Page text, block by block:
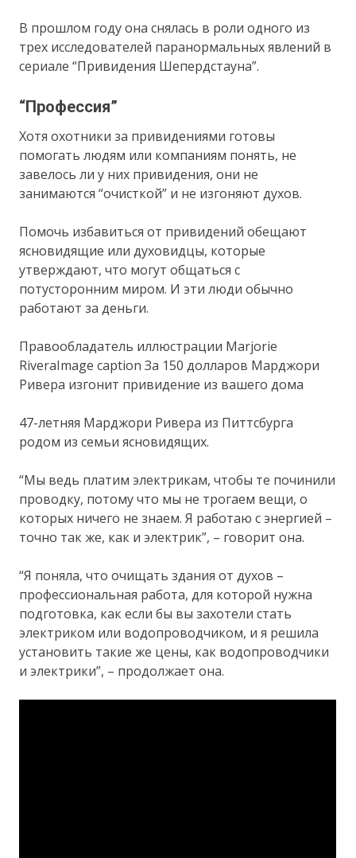
В прошлом году она снялась в роли одного из
трех исследователей паранормальных явлений в
сериале “Привидения Шепердстауна”.
“Профессия”
Хотя охотники за привидениями готовы
помогать людям или компаниям понять, не
завелось ли у них привидения, они не
занимаются “очисткой” и не изгоняют духов.
Помочь избавиться от привидений обещают
ясновидящие или духовидцы, которые
утверждают, что могут общаться с
потусторонним миром. И эти люди обычно
работают за деньги.
Правообладатель иллюстрации Marjorie
RiveraImage caption За 150 долларов Марджори
Ривера изгонит привидение из вашего дома
47-летняя Марджори Ривера из Питтсбурга
родом из семьи ясновидящих.
“Мы ведь платим электрикам, чтобы те починили
проводку, потому что мы не трогаем вещи, о
которых ничего не знаем. Я работаю с энергией –
точно так же, как и электрик”, – говорит она.
“Я поняла, что очищать здания от духов –
профессиональная работа, для которой нужна
подготовка, как если бы вы захотели стать
электриком или водопроводчиком, и я решила
установить такие же цены, как водопроводчики
и электрики”, – продолжает она.